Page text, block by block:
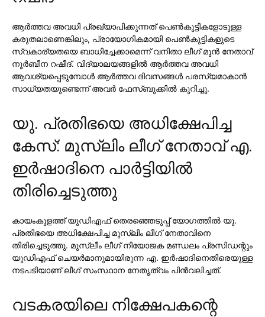
ആര്‍ത്തവ അവധി പ്രഖ്യാപിക്കുന്നത് പെണ്‍കുട്ടികളോടുള്ള
കരുതലാണെങ്കിലും, പ്രായോഗികമായി പെണ്‍കുട്ടികളുടെ
സ്വകാര്യതയെ ബാധിച്ചേക്കാമെന്ന് വനിതാ ലീഗ് മുന്‍ നേതാവ്
നൂര്‍ബീന റഷീദ്. വിദ്യാലയങ്ങളില്‍ ആര്‍ത്തവ അവധി
ആവശ്യപ്പെടുമ്പോള്‍ ആര്‍ത്തവ ദിവസങ്ങള്‍ പരസ്യമാകാന്‍
സാധ്യതയുണ്ടെന്ന് അവര്‍ ഫേസ്ബുക്കില്‍ കുറിച്ചു.
യു. പ്രതിഭയെ അധിക്ഷേപിച്ച
കേസ്: മുസ്ലിം ലീഗ് നേതാവ് എ.
ഇര്‍ഷാദിനെ പാര്‍ട്ടിയില്‍
തിരിച്ചെടുത്തു
കായംകുളത്ത് യുഡിഎഫ് തെരഞ്ഞെടുപ്പ് യോഗത്തില്‍ യു.
പ്രതിഭയെ അധിക്ഷേപിച്ച മുസ്ലിം ലീഗ് നേതാവിനെ
തിരിച്ചെടുത്തു. മുസ്ലീം ലീഗ് നിയോജക മണ്ഡലം പ്രസിഡന്റും
യുഡിഎഫ് ചെയര്‍മാനുമായിരുന്ന എ. ഇര്‍ഷാദിനെതിരെയുള്ള
നടപടിയാണ് ലീഗ് സംസ്ഥാന നേതൃത്വം പിന്‍വലിച്ചത്.
വടകരയിലെ നിക്ഷേപകന്റെ